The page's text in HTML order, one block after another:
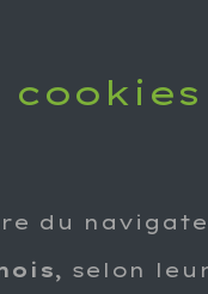
cookies
du
, selon